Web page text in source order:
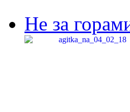
Не за